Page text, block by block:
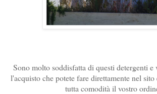
Sono molto soddisfatta di questi detergenti e
l'acquisto che potete fare direttamente nel sito
tutta comodità il vostro